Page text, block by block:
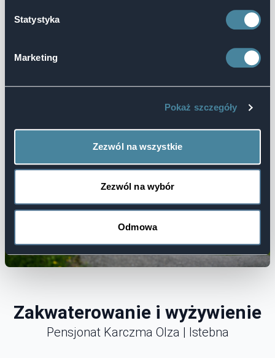
Statystyka
Marketing
Pokaż szczegóły
Zezwól na wszystkie
Zezwól na wybór
Odmowa
Zakwaterowanie i wyżywienie
Pensjonat Karczma Olza | Istebna